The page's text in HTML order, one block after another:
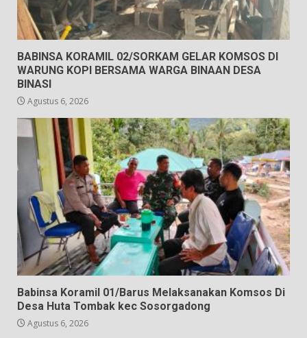
BABINSA KORAMIL 02/SORKAM GELAR KOMSOS DI
WARUNG KOPI BERSAMA WARGA BINAAN DESA
BINASI
Agustus 6, 2026
Babinsa Koramil 01/Barus Melaksanakan Komsos Di
Desa Huta Tombak kec Sosorgadong
Agustus 6, 2026